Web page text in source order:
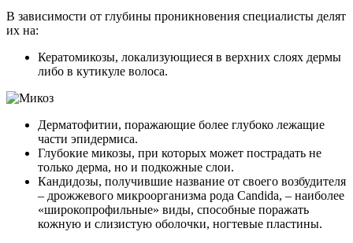
В зависимости от глубины проникновения специалисты делят
их на:
Кератомикозы, локализующиеся в верхних слоях дермы
либо в кутикуле волоса.
Дерматофитии, поражающие более глубоко лежащие
части эпидермиса.
Глубокие микозы, при которых может пострадать не
только дерма, но и подкожные слои.
Кандидозы, получившие название от своего возбудителя
– дрожжевого микроорганизма рода Candida, – наиболее
«широкопрофильные» виды, способные поражать
кожную и слизистую оболочки, ногтевые пластины.